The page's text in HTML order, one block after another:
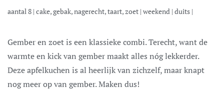
aantal 8 | cake, gebak, nagerecht, taart, zoet | weekend | duits |
Gember en zoet is een klassieke combi. Terecht, want de
warmte en kick van gember maakt alles nóg lekkerder.
Deze apfelkuchen is al heerlijk van zichzelf, maar knapt
nog meer op van gember. Maken dus!